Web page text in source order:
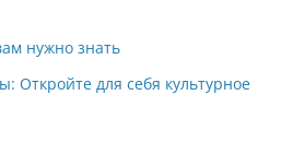
нужно знать
Откройте для себя культурное